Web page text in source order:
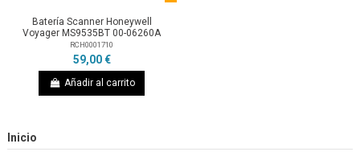
Batería Scanner Honeywell
Voyager MS9535BT 00-06260A
RCH0001710
59,00 €
Añadir al carrito
Inicio